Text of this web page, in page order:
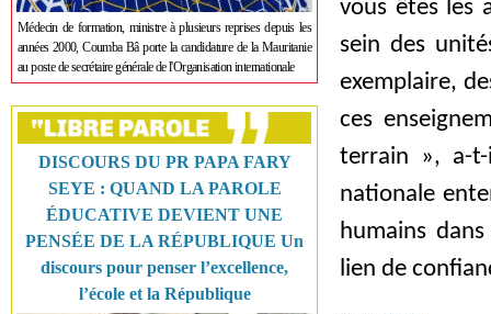
Médecin de formation, ministre à plusieurs reprises depuis les
années 2000, Coumba Bâ porte la candidature de la Mauritanie
au poste de secrétaire générale de l'Organisation internationale
DISCOURS DU PR PAPA FARY
SEYE : QUAND LA PAROLE
ÉDUCATIVE DEVIENT UNE
PENSÉE DE LA RÉPUBLIQUE Un
discours pour penser l’excellence,
l’école et la République
vous êtes les
sein des
exemplaire,
ces
terrain », a-
nationale
humains
lien de